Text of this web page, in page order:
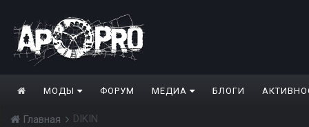
МОДЫ ФОРУМ МЕДИА БЛОГИ
Главная DIKIN